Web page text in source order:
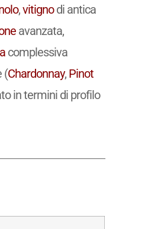
,vitignodi antica
avanzata,
complessiva
(Chardonnay, Pinot
in termini di profilo